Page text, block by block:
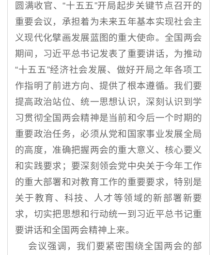
圆满收官、“十五五”开局起步关键节点召开的
重要会议，承担着为未来五年基本实现社会主
义现代化擘画发展蓝图的重大使命。全国两会
期间，习近平总书记发表了重要讲话，为推动
“十五五”经济社会发展、做好开局之年各项工
作指明了前进方向、提供了根本遵循。我们要
提高政治站位、统一思想认识，深刻认识到学
习贯彻全国两会精神是当前和今后一个时期的
重要政治任务，必须从党和国家事业发展全局
的高度，准确把握两会的重大意义、核心要义
和实践要求；要深刻领会党中央关于今年工作
的重大部署和对教育工作的重要要求，特别是
关于教育、科技、人才等领域的新部署新要
求，切实把思想和行动统一到习近平总书记重
要讲话和全国两会精神上来。
会议强调，我们要紧密围绕全国两会的部